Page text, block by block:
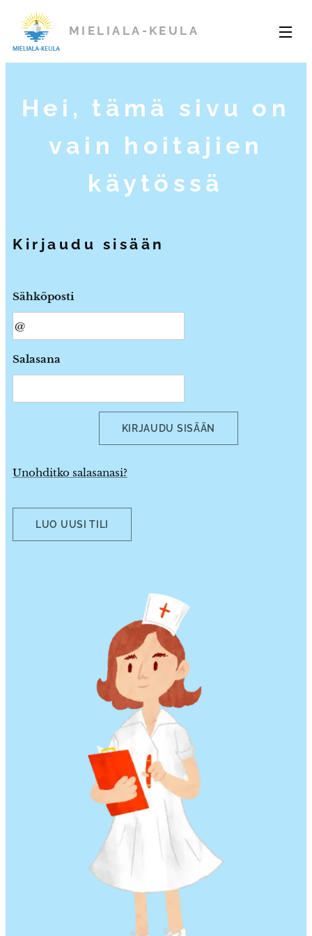
MIELIALA-KEULA
Hei, tämä sivu on
vain hoitajien
käytössä
Kirjaudu sisään
Sähköposti
Salasana
KIRJAUDU SISÄÄN
Unohditko salasanasi?
LUO UUSI TILI